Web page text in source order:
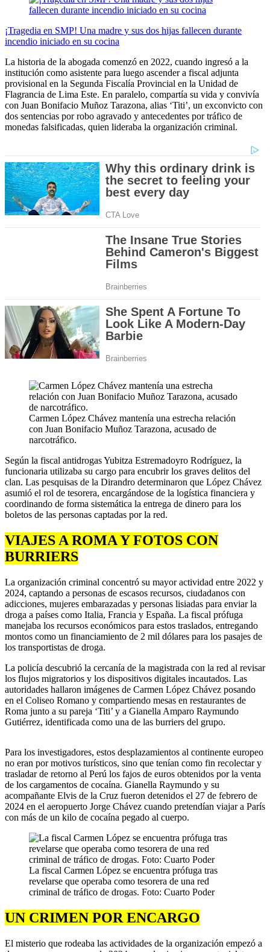
¡Tragedia en SMP! Una madre y sus dos hijas fallecen durante
incendio iniciado en su cocina
La historia de la abogada comenzó en 2022, cuando ingresó a la
institución como asistente para luego ascender a fiscal adjunta
provisional en la Segunda Fiscalía Provincial en la Unidad de
Flagrancia de Lima Este. En paralelo, compartía su vida y convivía
con Juan Bonifacio Muñoz Tarazona, alias ‘Titi’, un exconvicto con
dos sentencias por robo agravado y antecedentes por tráfico de
monedas falsificadas, quien lideraba la organización criminal.
Carmen López Chávez mantenía una estrecha relación
con Juan Bonifacio Muñoz Tarazona, acusado de
narcotráfico.
Según la fiscal antidrogas Yubitza Estremadoyro Rodríguez, la
funcionaria utilizaba su cargo para encubrir los graves delitos del
clan. Las pesquisas de la Dirandro determinaron que López Chávez
asumió el rol de tesorera, encargándose de la logística financiera y
coordinando de forma sistemática la entrega de dinero para los
boletos de las personas captadas por la red.
VIAJES A ROMA Y FOTOS CON
BURRIERS
La organización criminal concentró su mayor actividad entre 2022 y
2024, captando a personas de escasos recursos, ciudadanos con
adicciones, mujeres embarazadas y personas lisiadas para enviar la
droga a países como Italia, Francia y España. La fiscal prófuga
manejaba los recursos económicos para estos traslados, entregando
montos como un financiamiento de 2 mil dólares para los pasajes de
los transportistas de droga.
La policía descubrió la cercanía de la magistrada con la red al revisar
los flujos migratorios y los dispositivos digitales incautados. Las
autoridades hallaron imágenes de Carmen López Chávez posando
en el Coliseo Romano y compartiendo mesas en restaurantes de
Roma junto a su pareja ‘Titi’ y a Gianella Amparo Raymundo
Gutiérrez, identificada como una de las burriers del grupo.
Para los investigadores, estos desplazamientos al continente europeo
no eran por motivos turísticos, sino que tenían como fin recolectar y
trasladar de retorno al Perú los fajos de euros obtenidos por la venta
de los cargamentos de cocaína. Gianella Raymundo y su
acompañante Elvis de la Cruz fueron detenidos el 27 de febrero de
2024 en el aeropuerto Jorge Chávez cuando pretendían viajar a París
con más de un kilo de cocaína pegado al cuerpo.
La fiscal Carmen López se encuentra prófuga tras
revelarse que operaba como tesorera de una red
criminal de tráfico de drogas. Foto: Cuarto Poder
UN CRIMEN POR ENCARGO
El misterio que rodeaba las actividades de la organización empezó a